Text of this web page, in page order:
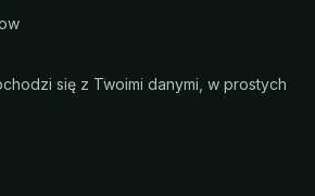
się z Twoimi danymi, w prostych